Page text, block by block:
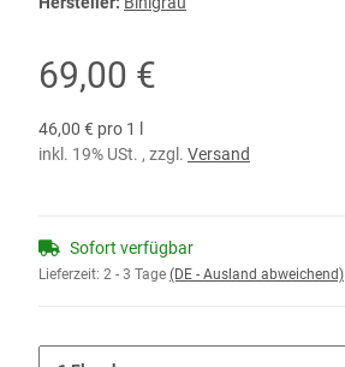
69,00 €
46,00 € pro 1 l
inkl. 19% USt. , zzgl. Versand
Sofort verfügbar
Lieferzeit: 2 - 3 Tage (DE - Ausland abweichend)